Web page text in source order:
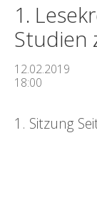
1.
Studien
12.02.2019
18:00
1. Sitzung